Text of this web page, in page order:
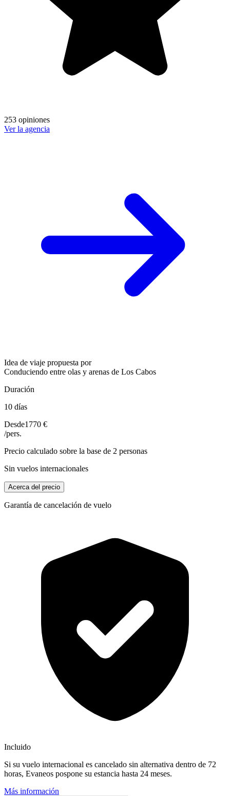
253 opiniones
Ver la agencia
Idea de viaje propuesta por
Conduciendo entre olas y arenas de Los Cabos
Duración
10 días
Desde1770 €
/pers.
Precio calculado sobre la base de 2 personas
Sin vuelos internacionales
Acerca del precio
Garantía de cancelación de vuelo
Incluido
Si su vuelo internacional es cancelado sin alternativa dentro de 72
horas, Evaneos pospone su estancia hasta 24 meses.
Más información